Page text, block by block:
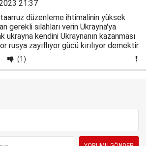
21:37
taarruz düzenleme ihtimalinin yüksek
gerekli silahları verin Ukrayna'ya
ukrayna kendini Ukraynanın kazanması
rusya zayıflıyor gücü kırılıyor demektir.
(1)